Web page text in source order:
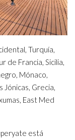
Turquía,
de Francia, Sicilia,
Mónaco,
Jónicas, Grecia,
East Med
está